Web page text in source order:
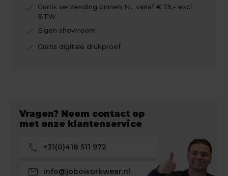
check
Gratis verzending binnen NL vanaf € 75,- excl
BTW
check Eigen showroom
check Gratis digitale drukproef
Vragen? Neem contact op
met onze klantenservice
call +31(0)418 511 972
mail info@joboworkwear.nl